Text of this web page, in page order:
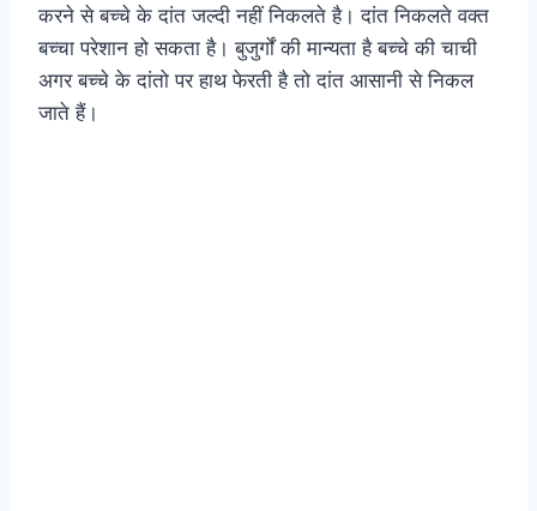
करने से बच्चे के दांत जल्दी नहीं निकलते है। दांत निकलते वक्त
बच्चा परेशान हो सकता है। बुजुर्गों की मान्यता है बच्चे की चाची
अगर बच्चे के दांतो पर हाथ फेरती है तो दांत आसानी से निकल
जाते हैं।